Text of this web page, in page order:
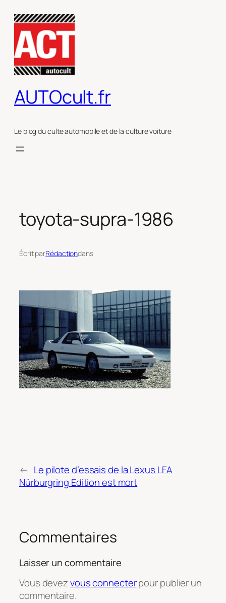
contenu
AUTOcult.fr
Le blog du culte automobile et de la culture voiture
toyota-supra-1986
Écrit parRédactiondans
← Le pilote d’essais de la Lexus LFA
Nürburgring Edition est mort
Commentaires
Laisser un commentaire
Vous devezvous connecterpour publier un
commentaire.